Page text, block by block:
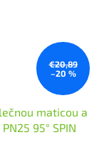
€20,89
–20 %
maticou a
95° SPIN